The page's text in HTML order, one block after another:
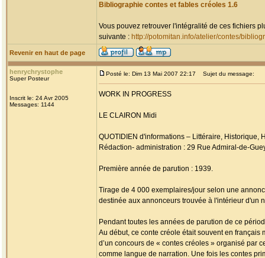
Bibliographie contes et fables créoles 1.6
Vous pouvez retrouver l'intégralité de ces fichiers
suivante : http://potomitan.info/atelier/contes/
Revenir en haut de page
henrychrystophe
Super Posteur
Inscrit le: 24 Avr 2005
Messages: 1144
Posté le: Dim 13 Mai 2007 22:17 Sujet du message:
WORK IN PROGRESS
LE CLAIRON Midi
QUOTIDIEN d'informations – Littéraire, Historique,
Rédaction- administration : 29 Rue Admiral-de-
Première année de parution : 1939.
Tirage de 4 000 exemplaires/jour selon une
destinée aux annonceurs trouvée à l'intérieur d'un
Pendant toutes les années de parution de ce
Au début, ce conte créole était souvent en français
d’un concours de « contes créoles » organisé par
comme langue de narration. Une fois les contes